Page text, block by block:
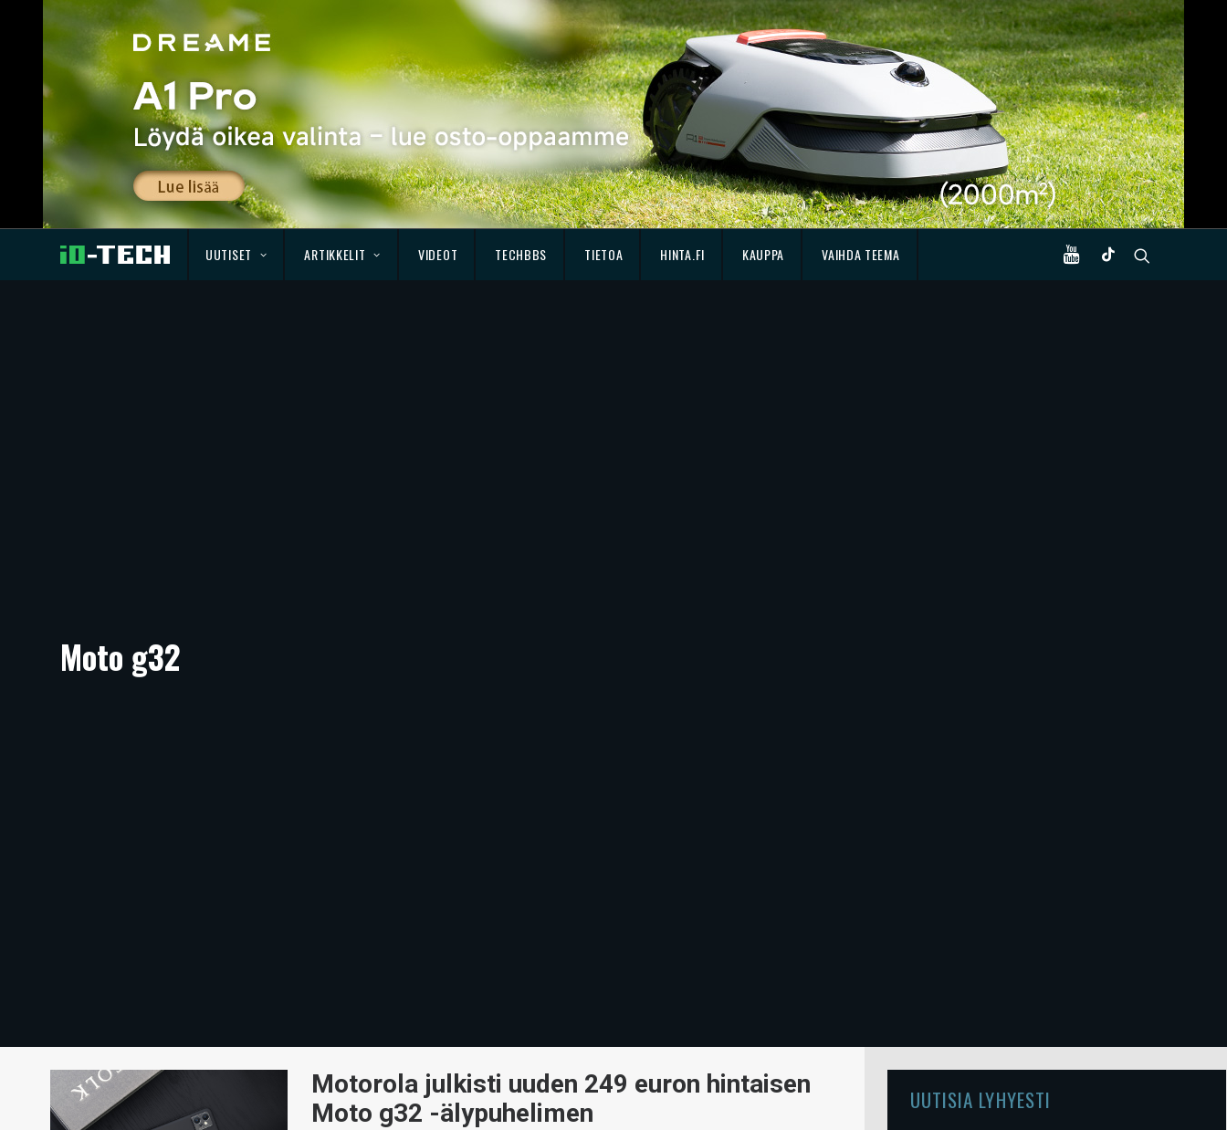
UUTISET ARTIKKELIT VIDEOT TECHBBS TIETOA HINTA.FI KAUPPA VAIHDA TEEMA
Moto g32
Motorola julkisti uuden 249 euron hintaisen
Moto g32 -älypuhelimen
UUTISIA LYHYESTI